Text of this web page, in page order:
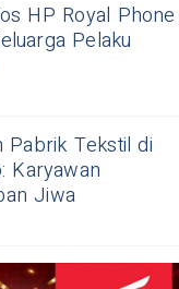
HP Royal Phone
Pelaku
Pabrik Tekstil di
Karyawan
Jiwa